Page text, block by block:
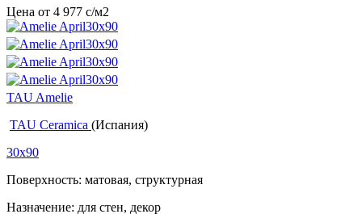
Цена от 4 977 c/м2
TAU Amelie
TAU Ceramica (Испания)
30x90
Поверхность: матовая, структурная
Назначение: для стен, декор